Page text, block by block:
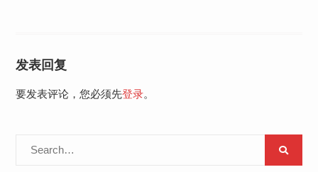
发表回复
要发表评论，您必须先登录。